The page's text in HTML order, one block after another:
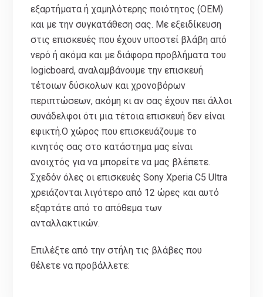
εξαρτήματα ή χαμηλότερης ποιότητος (ΟΕΜ)
και με την συγκατάθεση σας. Με εξειδίκευση
στις επισκευές που έχουν υποστεί βλάβη από
νερό ή ακόμα και με διάφορα προβλήματα του
logicboard, αναλαμβάνουμε την επισκευή
τέτοιων δύσκολων και χρονοβόρων
περιπτώσεων, ακόμη κι αν σας έχουν πει άλλοι
συνάδελφοι ότι μια τέτοια επισκευή δεν είναι
εφικτή.Ο χώρος που επισκευάζουμε το
κινητός σας στο κατάστημα μας είναι
ανοιχτός για να μπορείτε να μας βλέπετε.
Σχεδόν όλες οι επισκευές Sony Xperia C5 Ultra
χρειάζονται λιγότερο από 12 ώρες και αυτό
εξαρτάτε από το απόθεμα των
ανταλλακτικών.
Επιλέξτε από την στήλη τις βλάβες που
θέλετε να προβάλλετε: